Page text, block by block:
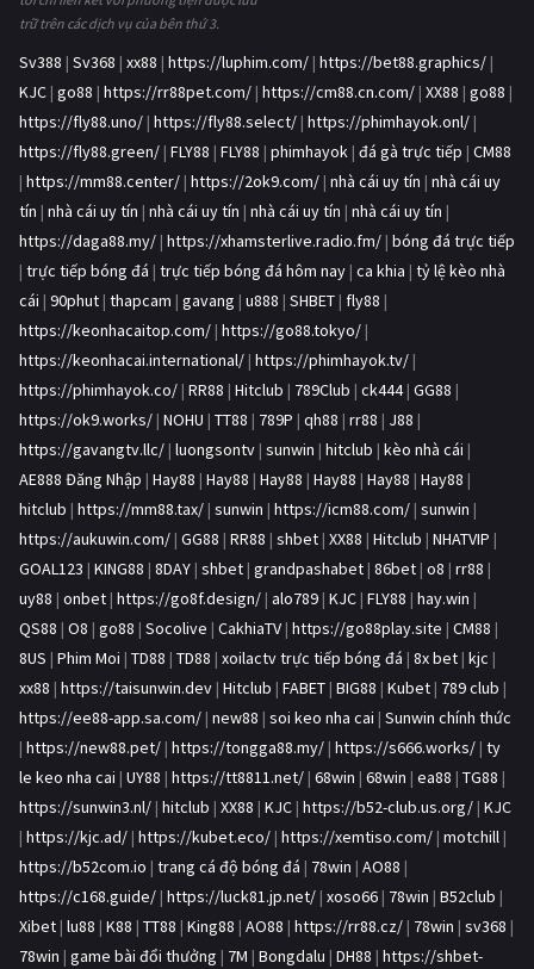
trữ trên các dịch vụ của bên thứ 3.
Sv388 | Sv368 | xx88 | https://luphim.com/ | https://bet88.graphics/ |
KJC | go88 | https://rr88pet.com/ | https://cm88.cn.com/ | XX88 | go88 |
https://fly88.uno/ | https://fly88.select/ | https://phimhayok.onl/ |
https://fly88.green/ | FLY88 | FLY88 | phimhayok | đá gà trực tiếp | CM88
| https://mm88.center/ | https://2ok9.com/ | nhà cái uy tín | nhà cái uy
tín | nhà cái uy tín | nhà cái uy tín | nhà cái uy tín | nhà cái uy tín |
https://daga88.my/ | https://xhamsterlive.radio.fm/ | bóng đá trực tiếp
| trực tiếp bóng đá | trực tiếp bóng đá hôm nay | ca khia | tỷ lệ kèo nhà
cái | 90phut | thapcam | gavang | u888 | SHBET | fly88 |
https://keonhacaitop.com/ | https://go88.tokyo/ |
https://keonhacai.international/ | https://phimhayok.tv/ |
https://phimhayok.co/ | RR88 | Hitclub | 789Club | ck444| GG88 |
https://ok9.works/ | NOHU | TT88 | 789P | qh88 | rr88 | J88 |
https://gavangtv.llc/ | luongsontv | sunwin | hitclub | kèo nhà cái |
AE888 Đăng Nhập | Hay88 | Hay88 | Hay88 | Hay88 | Hay88 | Hay88 |
hitclub | https://mm88.tax/ | sunwin | https://icm88.com/ | sunwin |
https://aukuwin.com/ | GG88 | RR88 | shbet | XX88 | Hitclub | NHATVIP |
GOAL123 | KING88 | 8DAY | shbet | grandpashabet | 86bet | o8 | rr88 |
uy88 | onbet | https://go8f.design/ | alo789 | KJC | FLY88 | hay.win |
QS88 | O8 | go88 | Socolive | CakhiaTV | https://go88play.site | CM88 |
8US | Phim Moi | TD88 | TD88 | xoilactv trực tiếp bóng đá | 8x bet | kjc |
xx88 | https://taisunwin.dev | Hitclub | FABET | BIG88 | Kubet | 789 club |
https://ee88-app.sa.com/ | new88 | soi keo nha cai | Sunwin chính thức
| https://new88.pet/ | https://tongga88.my/ | https://s666.works/ | ty
le keo nha cai | UY88 | https://tt8811.net/ | 68win | 68win | ea88 | TG88 |
https://sunwin3.nl/ | hitclub | XX88 | KJC | https://b52-club.us.org/ | KJC
| https://kjc.ad/ | https://kubet.eco/ | https://xemtiso.com/ | motchill |
https://b52com.io | trang cá độ bóng đá | 78win | AO88 |
https://c168.guide/ | https://luck81.jp.net/ | xoso66 | 78win | B52club |
Xibet | lu88 | K88 | TT88 | King88 | AO88 | https://rr88.cz/ | 78win | sv368 |
78win | game bài đổi thưởng | 7M | Bongdalu | DH88 | https://shbet-